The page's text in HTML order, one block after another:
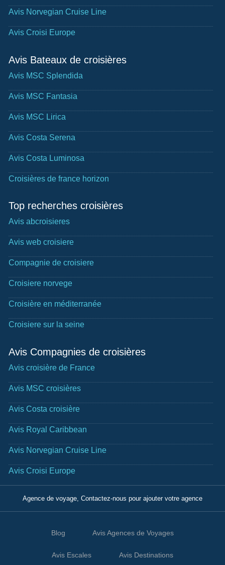
Avis Norvegian Cruise Line
Avis Croisi Europe
Avis Bateaux de croisières
Avis MSC Splendida
Avis MSC Fantasia
Avis MSC Lirica
Avis Costa Serena
Avis Costa Luminosa
Croisières de france horizon
Top recherches croisières
Avis abcroisieres
Avis web croisiere
Compagnie de croisiere
Croisiere norvege
Croisière en méditerranée
Croisiere sur la seine
Avis Compagnies de croisières
Avis croisière de France
Avis MSC croisières
Avis Costa croisière
Avis Royal Caribbean
Avis Norvegian Cruise Line
Avis Croisi Europe
Agence de voyage, Contactez-nous pour ajouter votre agence
Blog Avis Agences de Voyages
Avis Escales Avis Destinations